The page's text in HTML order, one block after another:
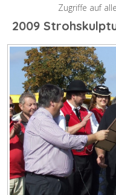
Zugriffe auf
2009